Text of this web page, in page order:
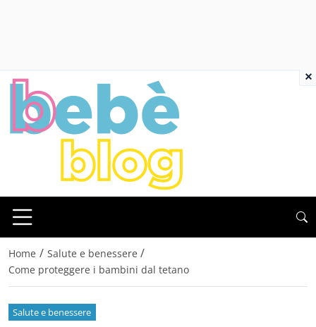
Home / Salute e benessere /
Come proteggere i bambini dal tetano
Salute e benessere
×